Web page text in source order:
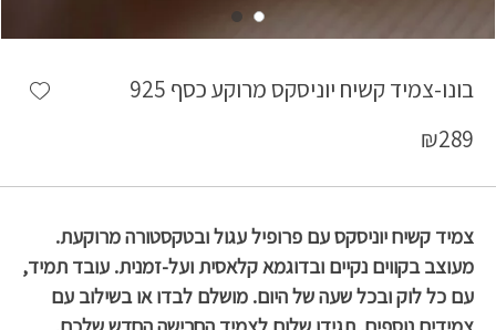
בונו-צמיד קשיח יוניסקס מרוקע כסף 925
₪289
צמיד קשיח יוניסקס עם פרופיל עגול ובטקסטורה מרוקעת.
מעוצב בקווים נקיים ובדוגמא קלאסית ועל-זמנית. עובד תמיד,
עם כל לוק ובכל שעה של היום. מושלם לבדו או בשילוב עם